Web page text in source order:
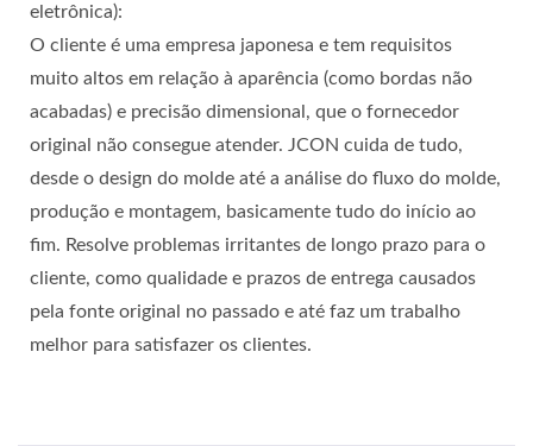
eletrônica):
O cliente é uma empresa japonesa e tem requisitos
muito altos em relação à aparência (como bordas não
acabadas) e precisão dimensional, que o fornecedor
original não consegue atender. JCON cuida de tudo,
desde o design do molde até a análise do fluxo do molde,
produção e montagem, basicamente tudo do início ao
fim. Resolve problemas irritantes de longo prazo para o
cliente, como qualidade e prazos de entrega causados
pela fonte original no passado e até faz um trabalho
melhor para satisfazer os clientes.